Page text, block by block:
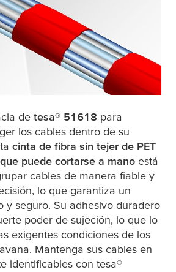
de tesa® 51618 para
los cables dentro de su
cinta de fibra sin tejer de PET
puede cortarse a mano está
cables de manera fiable y
lo que garantiza un
y seguro. Su adhesivo duradero
poder de sujeción, lo que lo
exigentes condiciones de los
Mantenga sus cables en
identificables con tesa®